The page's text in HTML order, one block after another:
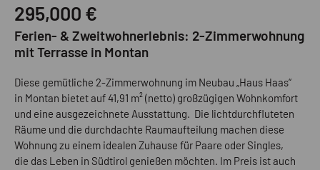
295,000 €
Ferien- & Zweitwohnerlebnis: 2-Zimmerwohnung
mit Terrasse in Montan
Diese gemütliche 2-Zimmerwohnung im Neubau „Haus Haas“
in Montan bietet auf 41,91 m² (netto) großzügigen Wohnkomfort
und eine ausgezeichnete Ausstattung. Die lichtdurchfluteten
Räume und die durchdachte Raumaufteilung machen diese
Wohnung zu einem idealen Zuhause für Paare oder Singles,
die das Leben in Südtirol genießen möchten. Im Preis ist auch